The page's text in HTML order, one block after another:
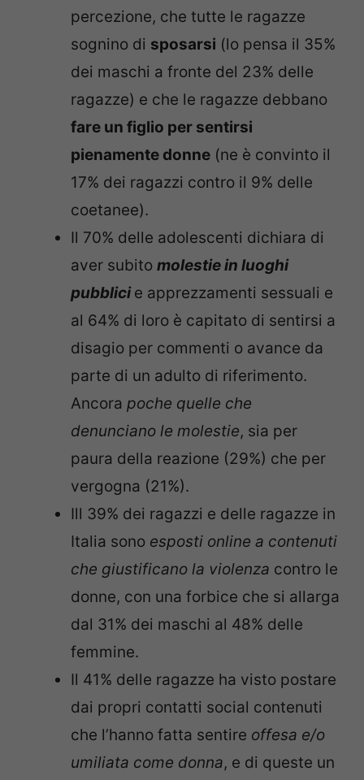
percezione, che tutte le ragazze
sognino di sposarsi (lo pensa il 35%
dei maschi a fronte del 23% delle
ragazze) e che le ragazze debbano
fare un figlio per sentirsi
pienamente donne (ne è convinto il
17% dei ragazzi contro il 9% delle
coetanee).
Il 70% delle adolescenti dichiara di
aver subito molestie in luoghi
pubblici e apprezzamenti sessuali e
al 64% di loro è capitato di sentirsi a
disagio per commenti o avance da
parte di un adulto di riferimento.
Ancora poche quelle che
denunciano le molestie, sia per
paura della reazione (29%) che per
vergogna (21%).
Ill 39% dei ragazzi e delle ragazze in
Italia sono esposti online a contenuti
che giustificano la violenza contro le
donne, con una forbice che si allarga
dal 31% dei maschi al 48% delle
femmine.
Il 41% delle ragazze ha visto postare
dai propri contatti social contenuti
che l’hanno fatta sentire offesa e/o
umiliata come donna, e di queste un